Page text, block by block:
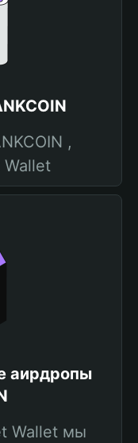
,
Wallet
аирдропы
Wallet мы